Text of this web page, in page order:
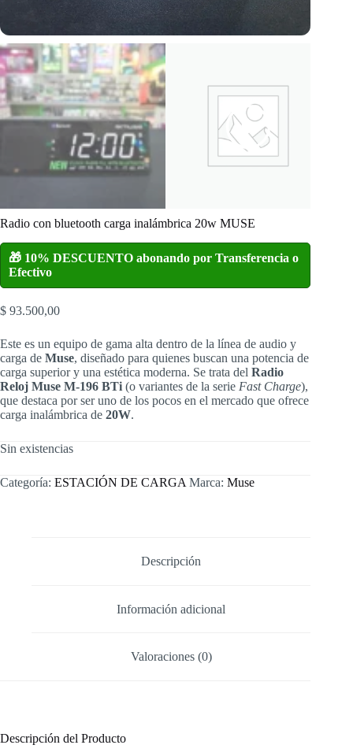
Radio con bluetooth carga inalámbrica 20w MUSE
🎁 10% DESCUENTO abonando por Transferencia o
Efectivo
$ 93.500,00
Este es un equipo de gama alta dentro de la línea de audio y
carga de Muse, diseñado para quienes buscan una potencia de
carga superior y una estética moderna. Se trata del Radio
Reloj Muse M-196 BTi (o variantes de la serie Fast Charge),
que destaca por ser uno de los pocos en el mercado que ofrece
carga inalámbrica de 20W.
Sin existencias
Categoría: ESTACIÓN DE CARGA Marca: Muse
Descripción
Información adicional
Valoraciones (0)
Descripción del Producto